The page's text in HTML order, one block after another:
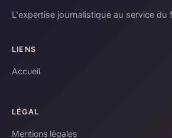
L'expertise journalistique au service du
LIENS
Accueil
LÉGAL
Mentions légales